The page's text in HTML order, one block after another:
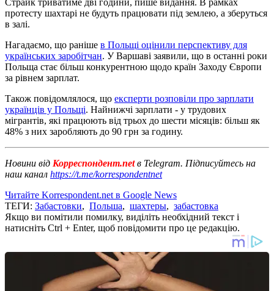
протесту шахтарі не будуть працювати під землею, а зберуться
в залі.
Нагадаємо, що раніше в Польщі оцінили перспективу для
українських заробітчан. У Варшаві заявили, що в останні роки
Польща стає більш конкурентною щодо країн Заходу Європи
за рівнем зарплат.
Також повідомлялося, що експерти розповіли про зарплати
українців у Польщі. Найнижчі зарплати - у трудових
мігрантів, які працюють від трьох до шести місяців: більш як
48% з них заробляють до 90 грн за годину.
Новини від Корреспондент.netв Telegram. Підписуйтесь на
наш канал https://t.me/korrespondentnet
Читайте Korrespondent.net в Google News
ТЕГИ: Забастовки, Польша, шахтеры, забастовка
Якщо ви помітили помилку, виділіть необхідний текст і
натисніть Ctrl + Enter, щоб повідомити про це редакцію.